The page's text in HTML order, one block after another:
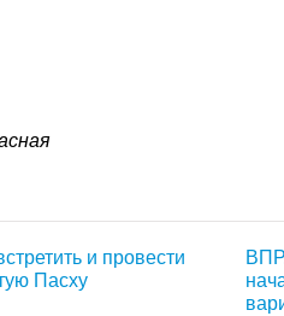
и провести
Пасху